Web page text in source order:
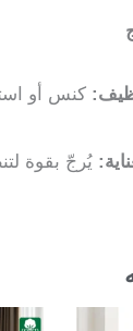
كنس أو
يُرجّ بقوة